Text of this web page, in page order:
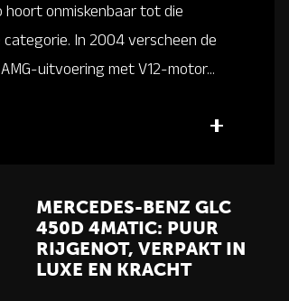
hoort onmiskenbaar tot die
In 2004 verscheen de
uitvoering met V12-motor...
MERCEDES-BENZ GLC
450D 4MATIC: PUUR
RIJGENOT, VERPAKT IN
LUXE EN KRACHT